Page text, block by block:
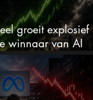
groeit explosief
winnaar van AI